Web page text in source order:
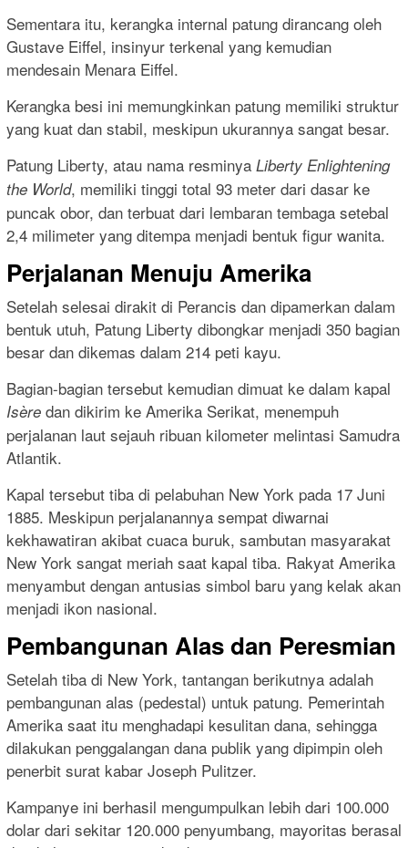
Sementara itu, kerangka internal patung dirancang oleh
Gustave Eiffel, insinyur terkenal yang kemudian
mendesain Menara Eiffel.
Kerangka besi ini memungkinkan patung memiliki struktur
yang kuat dan stabil, meskipun ukurannya sangat besar.
Patung Liberty, atau nama resminya Liberty Enlightening
the World, memiliki tinggi total 93 meter dari dasar ke
puncak obor, dan terbuat dari lembaran tembaga setebal
2,4 milimeter yang ditempa menjadi bentuk figur wanita.
Perjalanan Menuju Amerika
Setelah selesai dirakit di Perancis dan dipamerkan dalam
bentuk utuh, Patung Liberty dibongkar menjadi 350 bagian
besar dan dikemas dalam 214 peti kayu.
Bagian-bagian tersebut kemudian dimuat ke dalam kapal
Isère dan dikirim ke Amerika Serikat, menempuh
perjalanan laut sejauh ribuan kilometer melintasi Samudra
Atlantik.
Kapal tersebut tiba di pelabuhan New York pada 17 Juni
1885. Meskipun perjalanannya sempat diwarnai
kekhawatiran akibat cuaca buruk, sambutan masyarakat
New York sangat meriah saat kapal tiba. Rakyat Amerika
menyambut dengan antusias simbol baru yang kelak akan
menjadi ikon nasional.
Pembangunan Alas dan Peresmian
Setelah tiba di New York, tantangan berikutnya adalah
pembangunan alas (pedestal) untuk patung. Pemerintah
Amerika saat itu menghadapi kesulitan dana, sehingga
dilakukan penggalangan dana publik yang dipimpin oleh
penerbit surat kabar Joseph Pulitzer.
Kampanye ini berhasil mengumpulkan lebih dari 100.000
dolar dari sekitar 120.000 penyumbang, mayoritas berasal